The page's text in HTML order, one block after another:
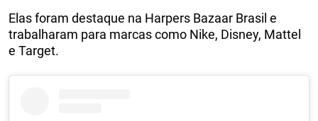
Elas foram destaque na Harpers Bazaar Brasil e
trabalharam para marcas como Nike, Disney, Mattel
e Target.